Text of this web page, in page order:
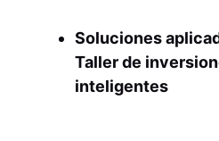
Soluciones
Taller de
inteligentes